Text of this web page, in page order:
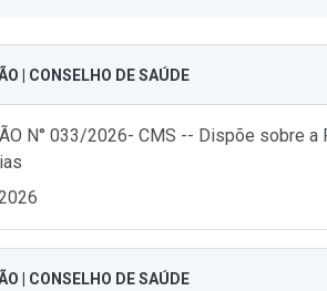
| CONSELHO DE SAÚDE
N° 033/2026- CMS -- Dispõe sobre
| CONSELHO DE SAÚDE